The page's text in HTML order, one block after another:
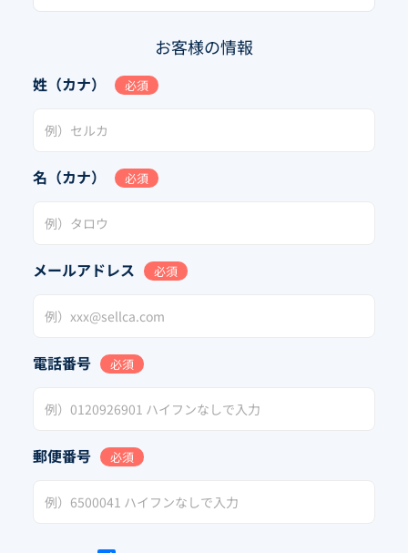
お客様の情報
姓（カナ） 必須
名（カナ） 必須
メールアドレス 必須
電話番号 必須
郵便番号 必須